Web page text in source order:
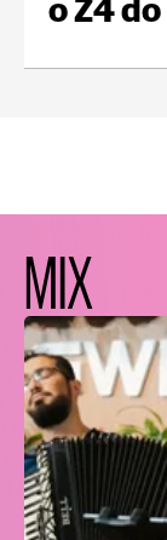
o Z4
MIX